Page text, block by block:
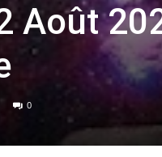
Août
0